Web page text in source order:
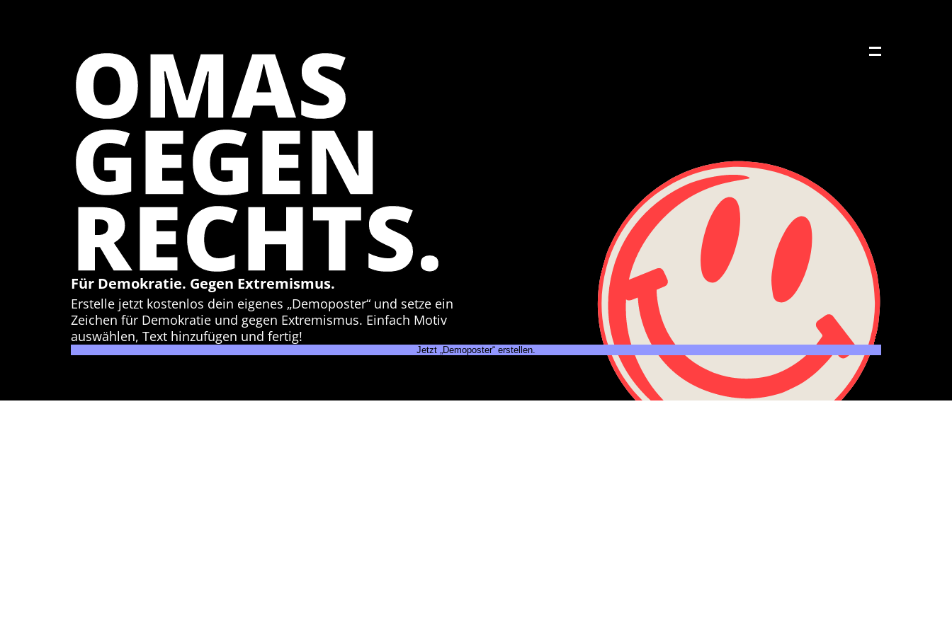
OMAS
GEGEN
RECHTS.
Für Demokratie. Gegen Extremismus.
Erstelle jetzt kostenlos dein eigenes „Demoposter“ und setze ein
Zeichen für Demokratie und gegen Extremismus. Einfach Motiv
auswählen, Text hinzufügen und fertig!
Jetzt „Demoposter“ erstellen.